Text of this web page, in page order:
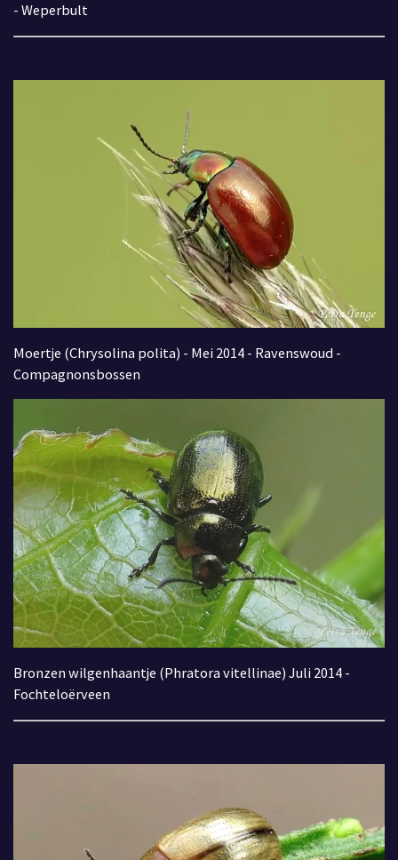
- Weperbult
Moertje (Chrysolina polita) - Mei 2014 - Ravenswoud -
Compagnonsbossen
Bronzen wilgenhaantje (Phratora vitellinae) Juli 2014 -
Fochteloërveen